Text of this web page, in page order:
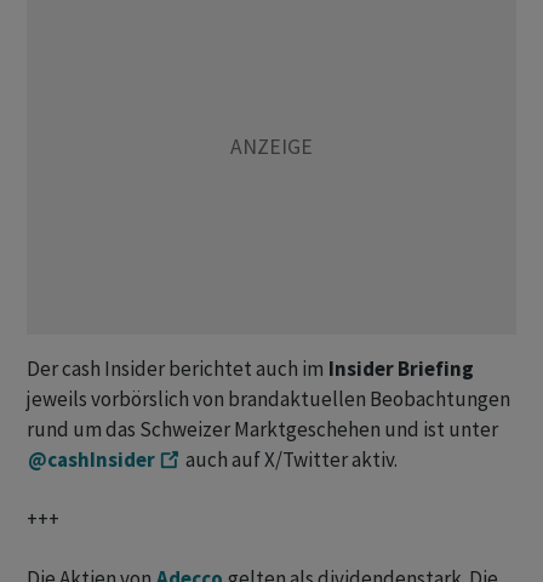
Der cash Insider berichtet auch im Insider Briefing
jeweils vorbörslich von brandaktuellen Beobachtungen
rund um das Schweizer Marktgeschehen und ist unter
@cashInsider
auch auf X/Twitter aktiv.
+++